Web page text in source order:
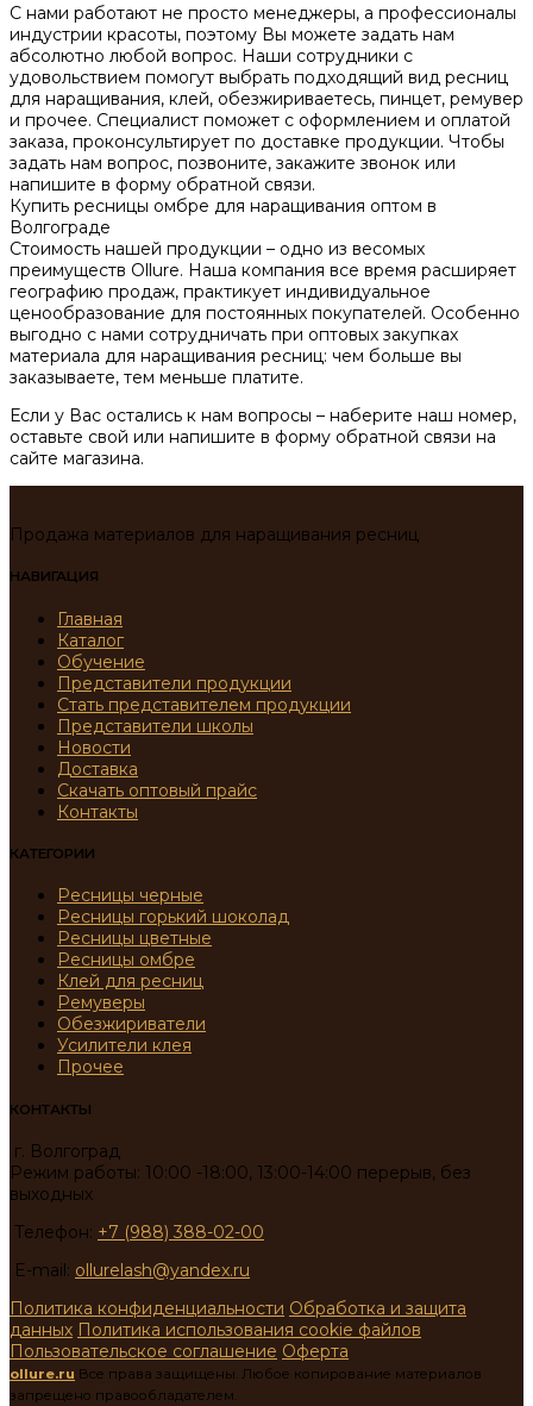
С нами работают не просто менеджеры, а профессионалы
индустрии красоты, поэтому Вы можете задать нам
абсолютно любой вопрос. Наши сотрудники с
удовольствием помогут выбрать подходящий вид ресниц
для наращивания, клей, обезжириваетесь, пинцет, ремувер
и прочее. Специалист поможет с оформлением и оплатой
заказа, проконсультирует по доставке продукции. Чтобы
задать нам вопрос, позвоните, закажите звонок или
напишите в форму обратной связи.
Купить ресницы омбре для наращивания оптом в
Волгограде
Стоимость нашей продукции – одно из весомых
преимуществ Ollure. Наша компания все время расширяет
географию продаж, практикует индивидуальное
ценообразование для постоянных покупателей. Особенно
выгодно с нами сотрудничать при оптовых закупках
материала для наращивания ресниц: чем больше вы
заказываете, тем меньше платите.
Если у Вас остались к нам вопросы – наберите наш номер,
оставьте свой или напишите в форму обратной связи на
сайте магазина.
Продажа материалов для наращивания ресниц
НАВИГАЦИЯ
Главная
Каталог
Обучение
Представители продукции
Стать представителем продукции
Представители школы
Новости
Доставка
Скачать оптовый прайс
Контакты
КАТЕГОРИИ
Ресницы черные
Ресницы горький шоколад
Ресницы цветные
Ресницы омбре
Клей для ресниц
Ремуверы
Обезжириватели
Усилители клея
Прочее
КОНТАКТЫ
г. Волгоград
Режим работы: 10:00 -18:00, 13:00-14:00 перерыв, без
выходных
Телефон: +7 (988) 388-02-00
E-mail: ollurelash@yandex.ru
Политика конфиденциальности Обработка и защита
данных Политика использования cookie файлов
Пользовательское соглашение Оферта
ollure.ru Все права защищены. Любое копирование материалов
запрещено правообладателем.